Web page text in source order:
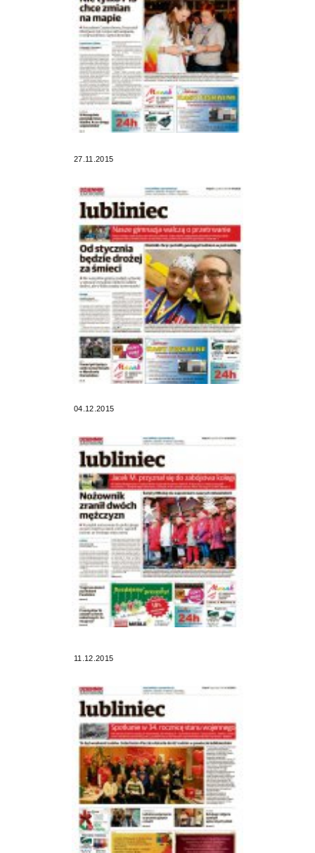
27.11.2015
04.12.2015
11.12.2015